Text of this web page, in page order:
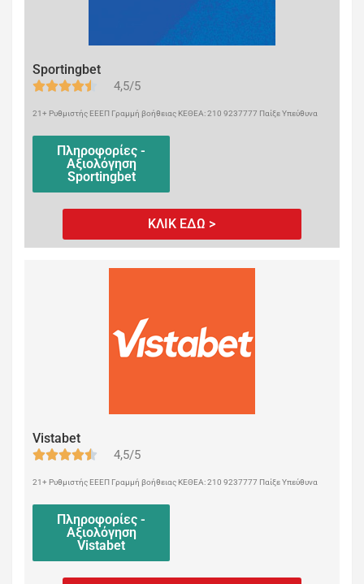
Sportingbet
4,5/5
21+ Ρυθμιστής ΕΕΕΠ Γραμμή βοήθειας ΚΕΘΕΑ: 210 9237777 Παίξε Υπεύθυνα
Πληροφορίες -
Αξιολόγηση
Sportingbet
ΚΛΙΚ ΕΔΩ >
Vistabet
4,5/5
21+ Ρυθμιστής ΕΕΕΠ Γραμμή βοήθειας ΚΕΘΕΑ: 210 9237777 Παίξε Υπεύθυνα
Πληροφορίες -
Αξιολόγηση
Vistabet